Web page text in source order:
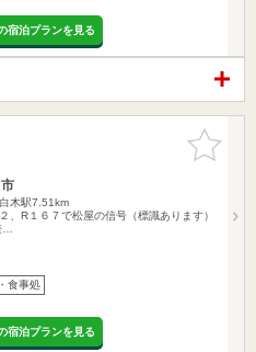
宿泊プランを見る
お気に入
りに追加
白木駅7.51km
、R１６７で松屋の信号（標識あります）
食事処
宿泊プランを見る